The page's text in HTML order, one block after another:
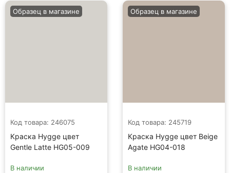
Код товара: 246075
Краска Hygge цвет
Gentle Latte HG05-009
Образец в магазине
В наличии
Код товара: 245719
Краска Hygge цвет Beige
Agate HG04-018
Образец в магазине
В наличии